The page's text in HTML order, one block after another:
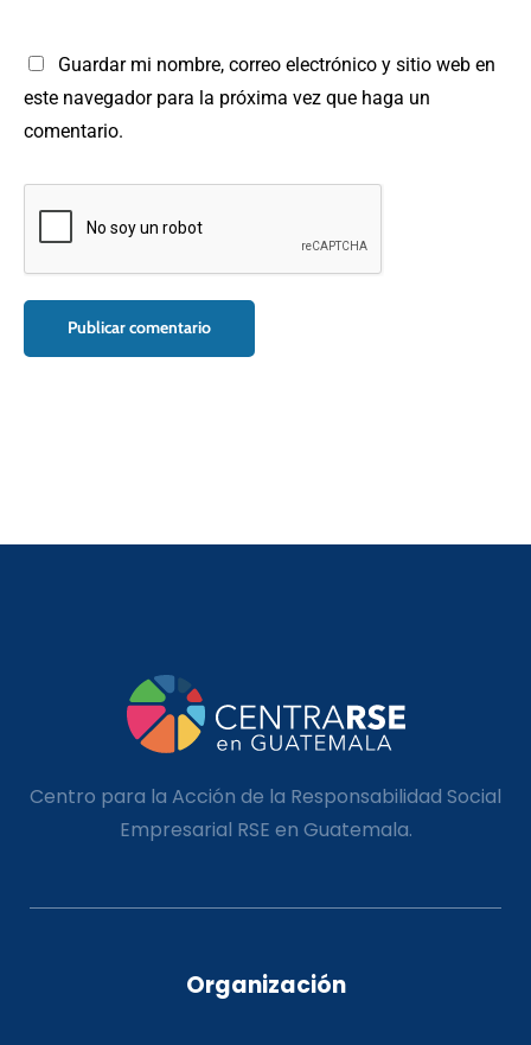
Guardar mi nombre, correo electrónico y sitio web en
este navegador para la próxima vez que haga un
comentario.
Centro para la Acción de la Responsabilidad Social
Empresarial RSE en Guatemala.
Organización